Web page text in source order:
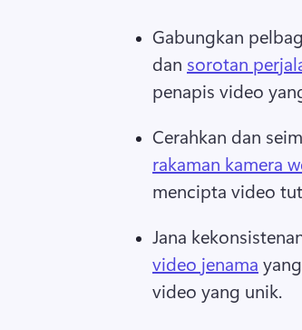
Gabungkan
dan sorotan
penapis video
Cerahkan dan
rakaman kamera
mencipta video
Jana
video jenama
video yang unik.